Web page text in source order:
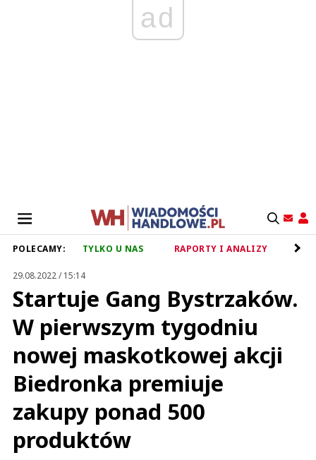
ad
POLECAMY: TYLKO U NAS RAPORTY I ANALIZY
29.08.2022 / 15:14
Startuje Gang Bystrzaków.
W pierwszym tygodniu
nowej maskotkowej akcji
Biedronka premiuje
zakupy ponad 500
produktów